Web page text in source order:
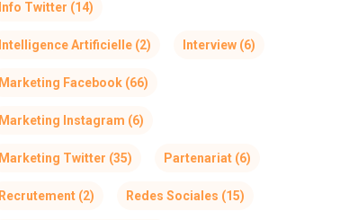
Info Twitter (14)
Intelligence Artificielle(2) Interview(6)
Marketing Facebook(66)
Marketing Instagram (6)
Marketing Twitter (35) Partenariat(6)
Recrutement(2) Redes Sociales (15)